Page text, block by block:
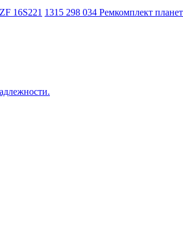
16S221 1315 298 034 Ремкомплект